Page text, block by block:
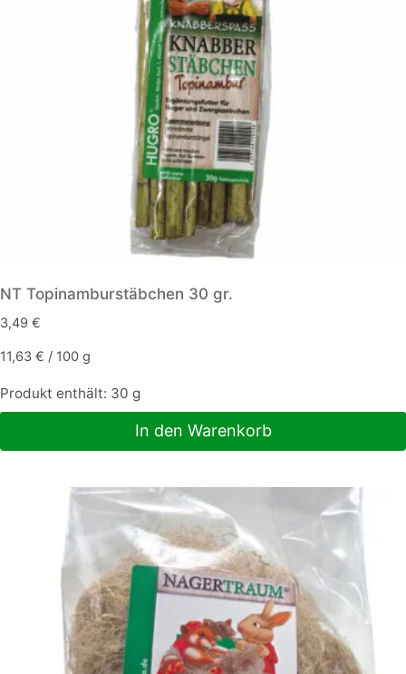
NT Topinamburstäbchen 30 gr.
3,49 €
11,63 € / 100 g
Produkt enthält: 30 g
In den Warenkorb